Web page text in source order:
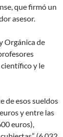
que firmó un
asesor.
Orgánica de
y le
de esos sueldos
y entre las
euros),